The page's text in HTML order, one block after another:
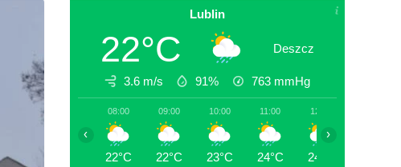
Lublin
22°C Deszcz
3.6 m/s 91% 763 mmHg
08:00
22°C
09:00
22°C
10:00
23°C
11:00
24°C
12:00
24°C
‹ ›